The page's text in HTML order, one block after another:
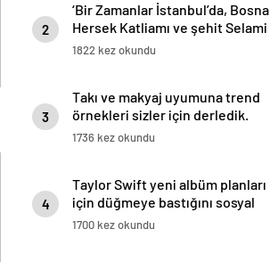
2
‘Bir Zamanlar İstanbul’da, Bosna
Hersek Katliamı ve şehit Selami
Yurdan unutulmadı
1822 kez okundu
3
Takı ve makyaj uyumuna trend
örnekleri sizler için derledik.
1736 kez okundu
4
Taylor Swift yeni albüm planları
için düğmeye bastığını sosyal
medyadan duyurdu!
1700 kez okundu